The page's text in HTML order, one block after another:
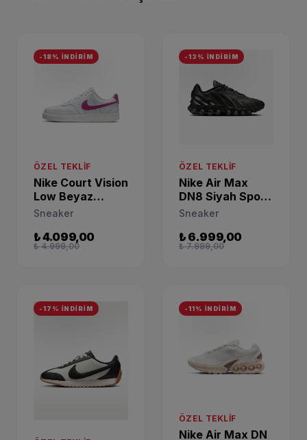
-18% İNDİRİM
ÖZEL TEKLIF
Nike Court Vision
Low Beyaz
Günlük Sneaker
Sneaker
₺ 4.099,00
₺ 4.999,00
-13% İNDİRİM
ÖZEL TEKLIF
Nike Air Max
DN8 Siyah Spor
Ayakkabı
Sneaker
₺ 6.999,00
₺ 7.999,00
-17% İNDİRİM -11% İNDİRİM
ÖZEL TEKLIF
Nike Air Max DN